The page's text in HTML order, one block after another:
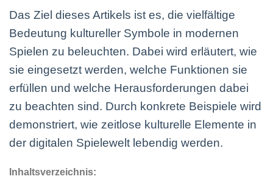
Das Ziel dieses Artikels ist es, die vielfältige
Bedeutung kultureller Symbole in modernen
Spielen zu beleuchten. Dabei wird erläutert, wie
sie eingesetzt werden, welche Funktionen sie
erfüllen und welche Herausforderungen dabei
zu beachten sind. Durch konkrete Beispiele wird
demonstriert, wie zeitlose kulturelle Elemente in
der digitalen Spielewelt lebendig werden.
Inhaltsverzeichnis: